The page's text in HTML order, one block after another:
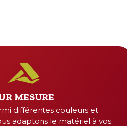
MESURE
différentes couleurs et
adaptons le matériel à vos